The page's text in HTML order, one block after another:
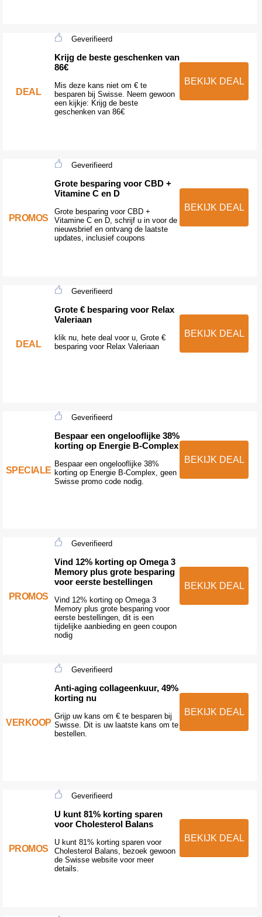
DEAL
Geverifieerd
Krijg de beste geschenken van
86€
Mis deze kans niet om € te
besparen bij Swisse. Neem gewoon
een kijkje: Krijg de beste
geschenken van 86€
BEKIJK DEAL
PROMOS
Geverifieerd
Grote besparing voor CBD +
Vitamine C en D
Grote besparing voor CBD +
Vitamine C en D, schrijf u in voor de
nieuwsbrief en ontvang de laatste
updates, inclusief coupons
BEKIJK DEAL
DEAL
Geverifieerd
Grote € besparing voor Relax
Valeriaan
klik nu, hete deal voor u, Grote €
besparing voor Relax Valeriaan
BEKIJK DEAL
SPECIALE
Geverifieerd
Bespaar een ongelooflijke 38%
korting op Energie B-Complex
Bespaar een ongelooflijke 38%
korting op Energie B-Complex, geen
Swisse promo code nodig.
BEKIJK DEAL
PROMOS
Geverifieerd
Vind 12% korting op Omega 3
Memory plus grote besparing
voor eerste bestellingen
Vind 12% korting op Omega 3
Memory plus grote besparing voor
eerste bestellingen, dit is een
tijdelijke aanbieding en geen coupon
nodig
BEKIJK DEAL
VERKOOP
Geverifieerd
Anti-aging collageenkuur, 49%
korting nu
Grijp uw kans om € te besparen bij
Swisse. Dit is uw laatste kans om te
bestellen.
BEKIJK DEAL
PROMOS
Geverifieerd
U kunt 81% korting sparen
voor Cholesterol Balans
U kunt 81% korting sparen voor
Cholesterol Balans, bezoek gewoon
de Swisse website voor meer
details.
BEKIJK DEAL